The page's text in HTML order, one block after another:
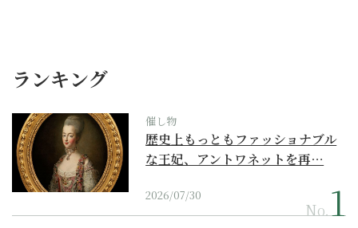
ランキング
催し物
歴史上もっともファッショナブル
な王妃、アントワネットを再…
2026/07/30
No.